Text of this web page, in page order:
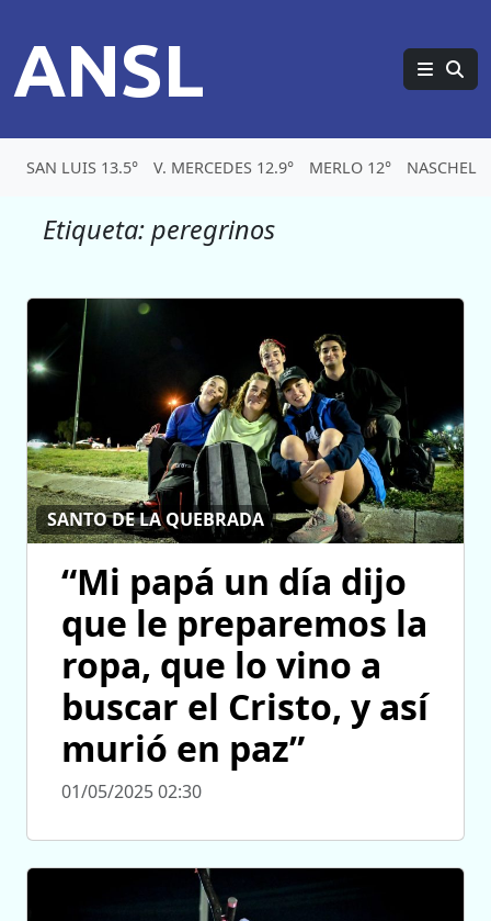
ANSL
SAN LUIS 13.5° V. MERCEDES 12.9° MERLO 12° NASCHEL
Etiqueta:peregrinos
SANTO DE LA QUEBRADA
“Mi papá un día dijo
que le preparemos la
ropa, que lo vino a
buscar el Cristo, y así
murió en paz”
01/05/2025 02:30